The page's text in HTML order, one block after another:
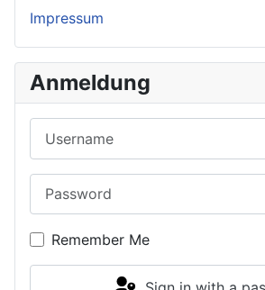
Impressum
Anmeldung
Remember Me